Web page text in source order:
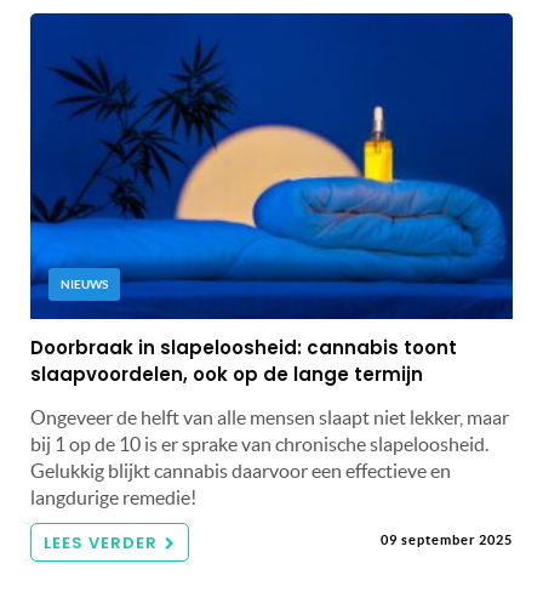
NIEUWS
Doorbraak in slapeloosheid: cannabis toont
slaapvoordelen, ook op de lange termijn
Ongeveer de helft van alle mensen slaapt niet lekker, maar
bij 1 op de 10 is er sprake van chronische slapeloosheid.
Gelukkig blijkt cannabis daarvoor een effectieve en
langdurige remedie!
LEES VERDER 09 september 2025